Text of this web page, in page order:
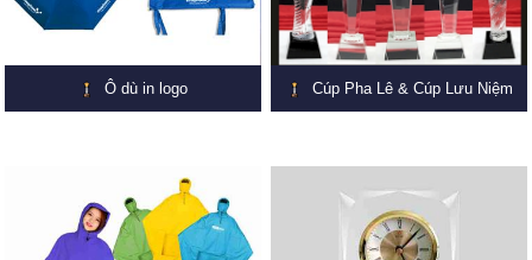
Ô dù in logo Cúp Pha Lê & Cúp Lưu Niệm